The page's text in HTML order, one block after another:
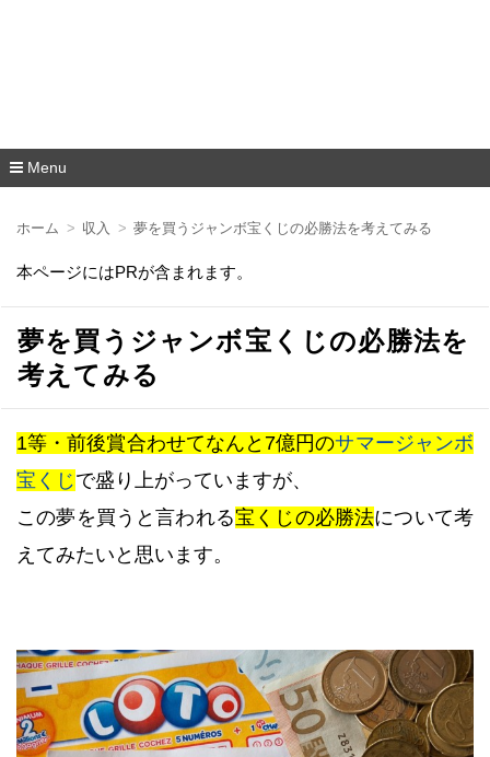
Menu
移
ホーム 収入 夢を買うジャンボ宝くじの必勝法を考えてみる
本ページにはPRが含まれます。
夢を買うジャンボ宝くじの必勝法を
考えてみる
1等・前後賞合わせてなんと7億円のサマージャンボ
宝くじで盛り上がっていますが、
この夢を買うと言われる宝くじの必勝法について考
えてみたいと思います。